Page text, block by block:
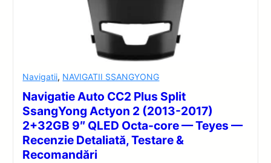
Navigatii, NAVIGATII SSANGYONG
Navigatie Auto CC2 Plus Split
SsangYong Actyon 2 (2013-2017)
2+32GB 9″ QLED Octa-core — Teyes —
Recenzie Detaliată, Testare &
Recomandări